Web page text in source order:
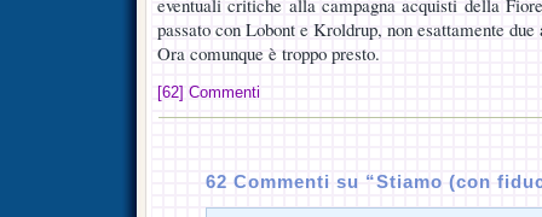
eventuali critiche alla campagna acquisti della
passato con Lobont e Kroldrup, non esattamente
Ora comunque è troppo presto.
[62] Commenti
62 Commenti su “Stiamo (con